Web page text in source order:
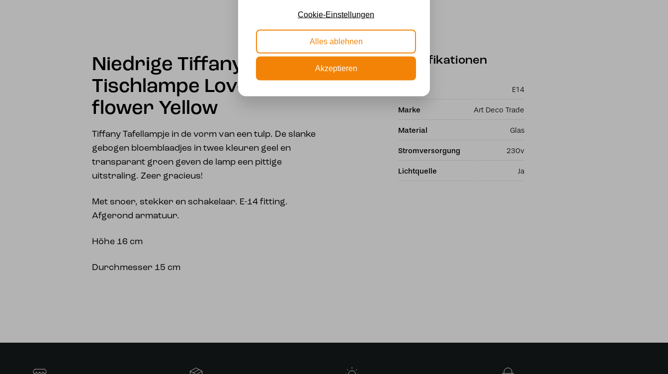
Niedrige Tiffany
Tischlampe Lovely
flower Yellow
Tiffany Tafellampje in de vorm van een tulp. De slanke
gebogen bloemblaadjes in twee kleuren geel en
transparant groen geven de lamp een pittige
uitstraling. Zeer gracieus!
Met snoer, stekker en schakelaar. E-14 fitting.
Afgerond armatuur.
Höhe 16 cm
Durchmesser 15 cm
Spezifikationen
E14
Marke Art Deco Trade
Material Glas
Stromversorgung 230v
Lichtquelle Ja
Cookie-Einstellungen
Alles ablehnen
Akzeptieren